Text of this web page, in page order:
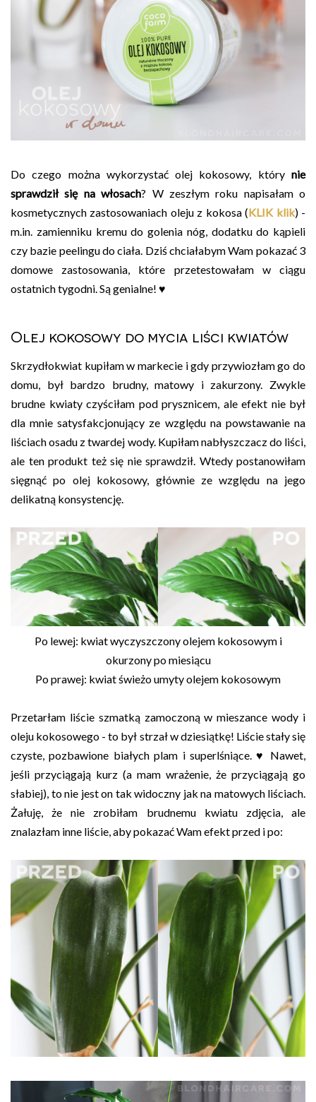
Do czego można wykorzystać olej kokosowy, który nie
sprawdził się na włosach? W zeszłym roku napisałam o
kosmetycznych zastosowaniach oleju z kokosa (KLIK klik) -
m.in. zamienniku kremu do golenia nóg, dodatku do kąpieli
czy bazie peelingu do ciała. Dziś chciałabym Wam pokazać 3
domowe zastosowania, które przetestowałam w ciągu
ostatnich tygodni. Są genialne! ♥
Olej kokosowy do mycia liści kwiatów
Skrzydłokwiat kupiłam w markecie i gdy przywiozłam go do
domu, był bardzo brudny, matowy i zakurzony. Zwykle
brudne kwiaty czyściłam pod prysznicem, ale efekt nie był
dla mnie satysfakcjonujący ze względu na powstawanie na
liściach osadu z twardej wody. Kupiłam nabłyszczacz do liści,
ale ten produkt też się nie sprawdził. Wtedy postanowiłam
sięgnąć po olej kokosowy, głównie ze względu na jego
delikatną konsystencję.
Po lewej: kwiat wyczyszczony olejem kokosowym i
okurzony po miesiącu
Po prawej: kwiat świeżo umyty olejem kokosowym
Przetarłam liście szmatką zamoczoną w mieszance wody i
oleju kokosowego - to był strzał w dziesiątkę! Liście stały się
czyste, pozbawione białych plam i superlśniące. ♥ Nawet,
jeśli przyciągają kurz (a mam wrażenie, że przyciągają go
słabiej), to nie jest on tak widoczny jak na matowych liściach.
Żałuję, że nie zrobiłam brudnemu kwiatu zdjęcia, ale
znalazłam inne liście, aby pokazać Wam efekt przed i po: